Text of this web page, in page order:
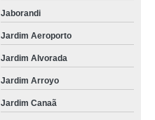
Jaborandi
Jardim Aeroporto
Jardim Alvorada
Jardim Arroyo
Jardim Canaã